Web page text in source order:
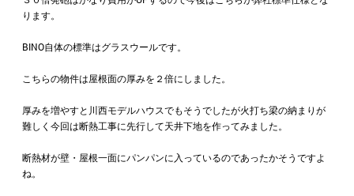
ります。
BINO自体の標準はグラスウールです。
こちらの物件は屋根面の厚みを２倍にしました。
厚みを増やすと川西モデルハウスでもそうでしたが火打ち梁の納まりが
難しく今回は断熱工事に先行して天井下地を作ってみました。
断熱材が壁・屋根一面にパンパンに入っているのであったかそうですよ
ね。